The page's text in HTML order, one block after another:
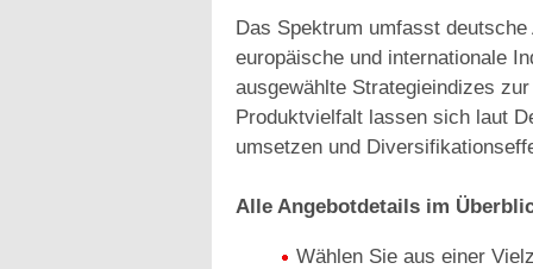
Das Spektrum umfasst
europäische und internationale
ausgewählte Strategieindizes
Produktvielfalt lassen sich laut
umsetzen und
Alle Angebotdetails im
Wählen Sie aus einer